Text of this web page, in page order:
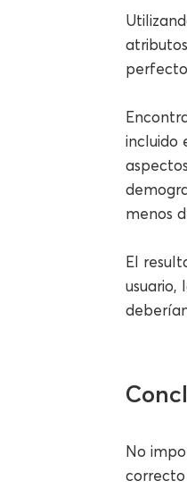
incluido
menos
El
usuario,
No